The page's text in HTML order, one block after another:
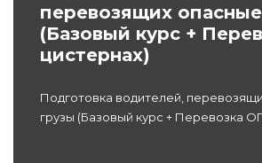
перевозящих
(Базовый курс +
цистернах)
Подготовка водителей,
грузы (Базовый курс + Перевозка